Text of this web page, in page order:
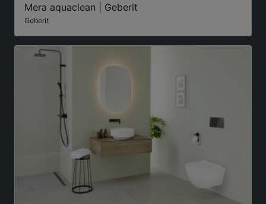
Mera aquaclean | Geberit
Geberit